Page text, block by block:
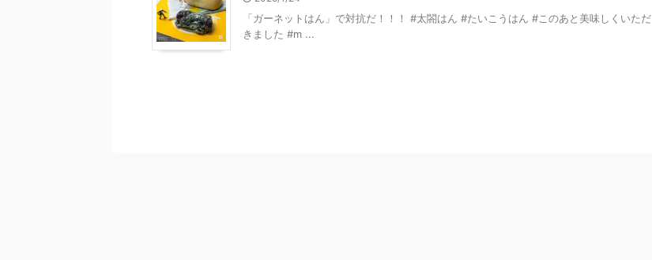
「ガーネットはん」で対抗だ！！！ #太閤はん #たいこうはん #このあと美味しくいただ
きました #m ...